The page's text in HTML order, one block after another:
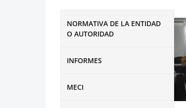
NORMATIVA DE LA ENTIDAD
O AUTORIDAD
INFORMES
MECI